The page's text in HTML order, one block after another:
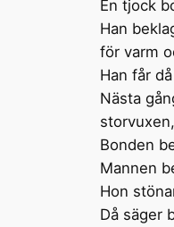
En tjock
Han
för varm
Han får
Nästa
Bonden
Mannen
Hon
Då säger